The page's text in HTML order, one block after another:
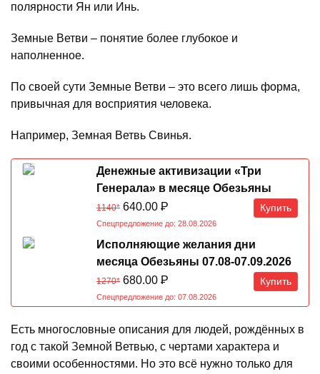
полярности Ян или Инь.
Земные Ветви – понятие более глубокое и
наполненное.
По своей сути Земные Ветви – это всего лишь форма,
привычная для восприятия человека.
Например, Земная Ветвь Свинья.
Денежные активизации «Три
Генерала» в месяце Обезьяны
07.08-07.09.2026
1140* 640.00 Р Купить
Спецпредложение до: 28.08.2026
Исполняющие желания дни
месяца Обезьяны 07.08-07.09.2026
1270* 680.00 Р Купить
Спецпредложение до: 07.08.2026
Есть многословные описания для людей, рождённых в
год с такой Земной Ветвью, с чертами характера и
своими особенностями. Но это всё нужно только для